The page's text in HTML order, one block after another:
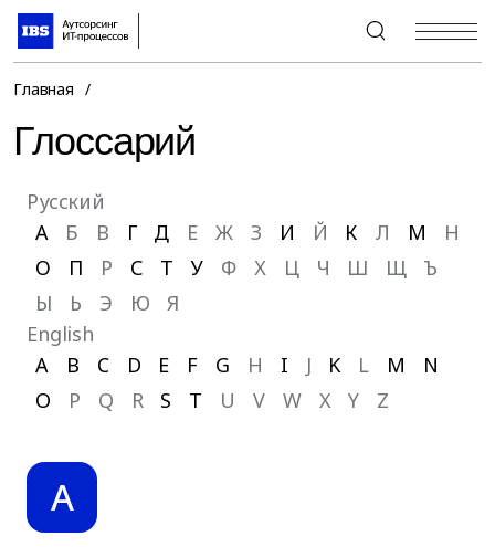
+7 (495) 967-80-80
Главная /
Глоссарий
Русский
А
Б В Г Д Е Ж З И Й К Л М
Н
О
П Р С Т У Ф Х Ц Ч Ш Щ
Ъ
Ы
Ь Э Ю
Я
English
A
B C D E F G H I J K L M
N
O
P Q R S T U V W X Y Z
А